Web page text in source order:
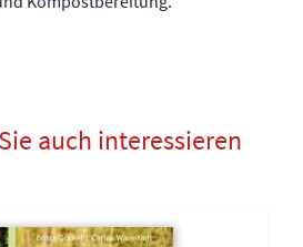
auch interessieren